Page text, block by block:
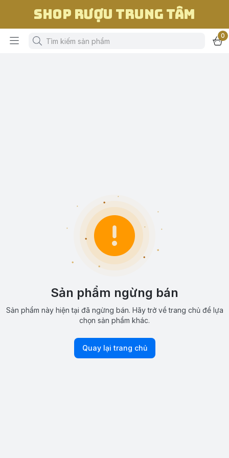
Shop Rượu Trung Tâm
0
Sản phẩm ngừng bán
Sản phẩm này hiện tại đã ngừng bán. Hãy trở về trang chủ để lựa
chọn sản phẩm khác.
Quay lại trang chủ